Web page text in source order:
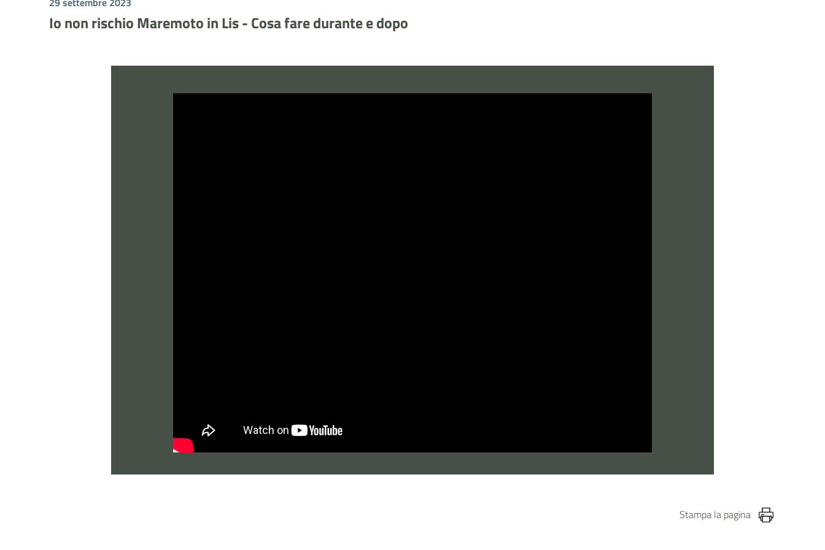
Io non rischio Maremoto in Lis - Cosa fare durante e dopo
Stampa la pagina